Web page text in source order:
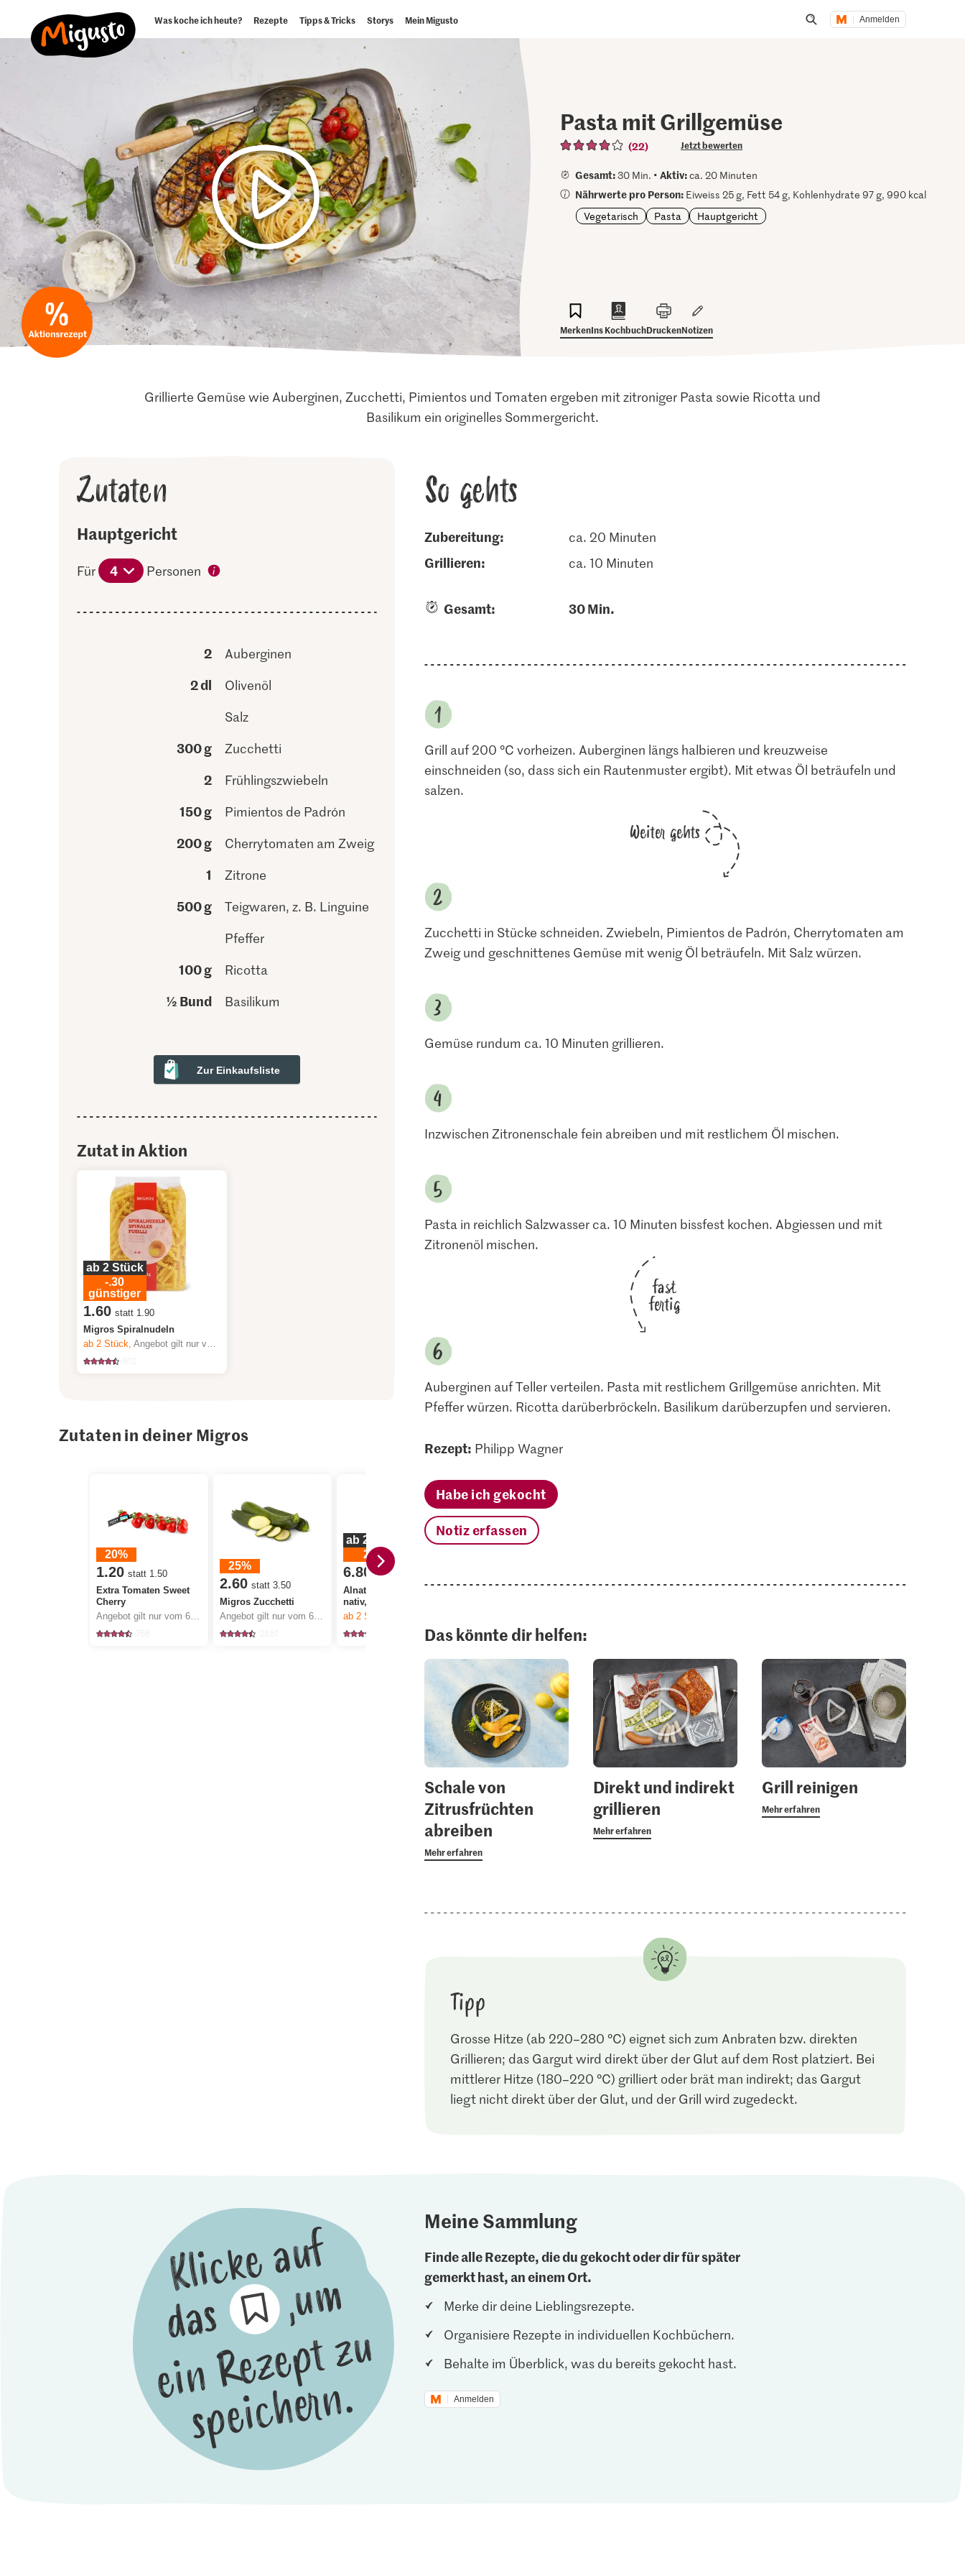
Was koche ich heute? Rezepte Tipps & Tricks Storys Mein Migusto Anmelden
Pasta mit Grillgemüse
(22) Jetzt bewerten
Gesamt: 30 Min. •Aktiv:ca. 20 Minuten
Nährwerte pro Person: Eiweiss 25 g, Fett 54 g, Kohlenhydrate 97 g, 990 kcal
Vegetarisch
Pasta Hauptgericht
MerkenIns KochbuchDruckenNotizen
Grillierte Gemüse wie Auberginen, Zucchetti, Pimientos und Tomaten ergeben mit zitroniger Pasta sowie Ricotta und
Basilikum ein originelles Sommergericht.
Zutaten
Hauptgericht
Für 4 Personen
2 Auberginen
2 dl
Olivenöl
Salz
300 g Zucchetti
2 Frühlingszwiebeln
150 g Pimientos de Padrón
200 g Cherrytomaten am Zweig
1 Zitrone
500 g
Teigwaren, z. B. Linguine
Pfeffer
100 g Ricotta
½ Bund Basilikum
Zur Einkaufsliste
Zutat in Aktion
ab 2 Stück
-.30
günstiger
1.60 statt 1.90
Migros Spiralnudeln
ab 2 Stück, Angebot gilt nur vom 6.8. bis 12.8.2026, solange Vorrat.
Zutaten in deiner Migros
20%
1.20 statt 1.50
Extra Tomaten Sweet
Cherry
25%
2.60 statt 3.50
Migros Zucchetti
ab 2 Stück
20%
6.80 statt 8.50
Alnatura Bio Olivenöl
nativ, extra
ab 2Stück,
1.25
248
So gehts
Zubereitung: ca. 20 Minuten
grillieren: ca. 10 Minuten
Gesamt: 30 Min.
Grill auf 200 °C vorheizen. Auberginen längs halbieren und kreuzweise
einschneiden (so, dass sich ein Rautenmuster ergibt). Mit etwas Öl beträufeln und
salzen.
Weiter gehts
Zucchetti in Stücke schneiden. Zwiebeln, Pimientos de Padrón, Cherrytomaten am
Zweig und geschnittenes Gemüse mit wenig Öl beträufeln. Mit Salz würzen.
Gemüse rundum ca. 10 Minuten grillieren.
Inzwischen Zitronenschale fein abreiben und mit restlichem Öl mischen.
Pasta in reichlich Salzwasser ca. 10 Minuten bissfest kochen. Abgiessen und mit
Zitronenöl mischen.
fast
fertig
Auberginen auf Teller verteilen. Pasta mit restlichem Grillgemüse anrichten. Mit
Pfeffer würzen. Ricotta darüberbröckeln. Basilikum darüberzupfen und servieren.
Rezept: Philipp Wagner
Habe ich gekocht
Notiz erfassen
Das könnte dir helfen:
Schale von
Zitrusfrüchten
abreiben
Mehr erfahren
Direkt und indirekt
grillieren
Mehr erfahren
Grill reinigen
Mehr erfahren
Tipp
Grosse Hitze (ab 220–280 °C) eignet sich zum Anbraten bzw. direkten
Grillieren; das Gargut wird direkt über der Glut auf dem Rost platziert. Bei
mittlerer Hitze (180–220 °C) grilliert oder brät man indirekt; das Gargut
liegt nicht direkt über der Glut, und der Grill wird zugedeckt.
Meine Sammlung
Finde alle Rezepte, die du gekocht oder dir für später
gemerkt hast, an einem Ort.
Merke dir deine Lieblingsrezepte.
Organisiere Rezepte in individuellen Kochbüchern.
Behalte im Überblick, was du bereits gekocht hast.
Anmelden